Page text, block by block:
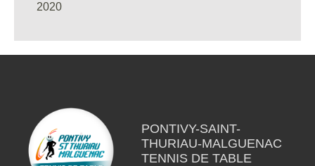
2020
PONTIVY-SAINT-
THURIAU-MALGUENAC
TENNIS DE TABLE